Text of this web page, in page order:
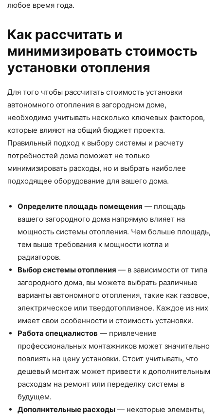
любое время года.
Как рассчитать и
минимизировать стоимость
установки отопления
Для того чтобы рассчитать стоимость установки
автономного отопления в загородном доме,
необходимо учитывать несколько ключевых факторов,
которые влияют на общий бюджет проекта.
Правильный подход к выбору системы и расчету
потребностей дома поможет не только
минимизировать расходы, но и выбрать наиболее
подходящее оборудование для вашего дома.
Определите площадь помещения — площадь
вашего загородного дома напрямую влияет на
мощность системы отопления. Чем больше площадь,
тем выше требования к мощности котла и
радиаторов.
Выбор системы отопления — в зависимости от типа
загородного дома, вы можете выбрать различные
варианты автономного отопления, такие как газовое,
электрическое или твердотопливное. Каждое из них
имеет свои особенности и стоимость установки.
Работа специалистов — привлечение
профессиональных монтажников может значительно
повлиять на цену установки. Стоит учитывать, что
дешевый монтаж может привести к дополнительным
расходам на ремонт или переделку системы в
будущем.
Дополнительные расходы — некоторые элементы,